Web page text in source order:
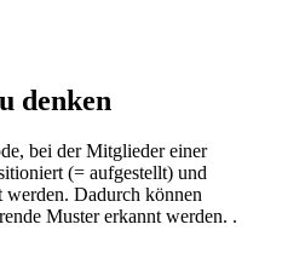
denken
bei der Mitglieder einer
(= aufgestellt) und
werden. Dadurch können
Muster erkannt werden. .